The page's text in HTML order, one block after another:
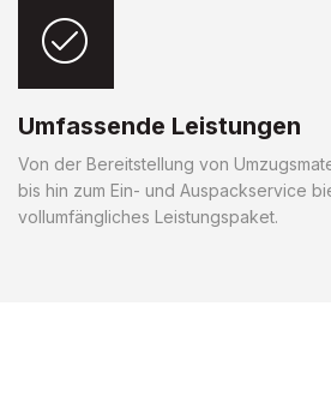
Umfassende Leistungen
Von der Bereitstellung von
bis hin zum Ein- und Auspackservice
vollumfängliches Leistungspaket.